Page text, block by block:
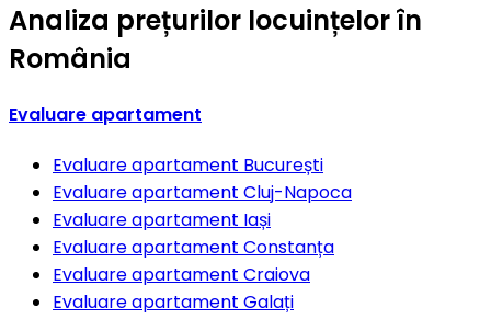
Analiza prețurilor locuințelor în
România
Evaluare apartament
Evaluare apartament București
Evaluare apartament Cluj-Napoca
Evaluare apartament Iași
Evaluare apartament Constanța
Evaluare apartament Craiova
Evaluare apartament Galați